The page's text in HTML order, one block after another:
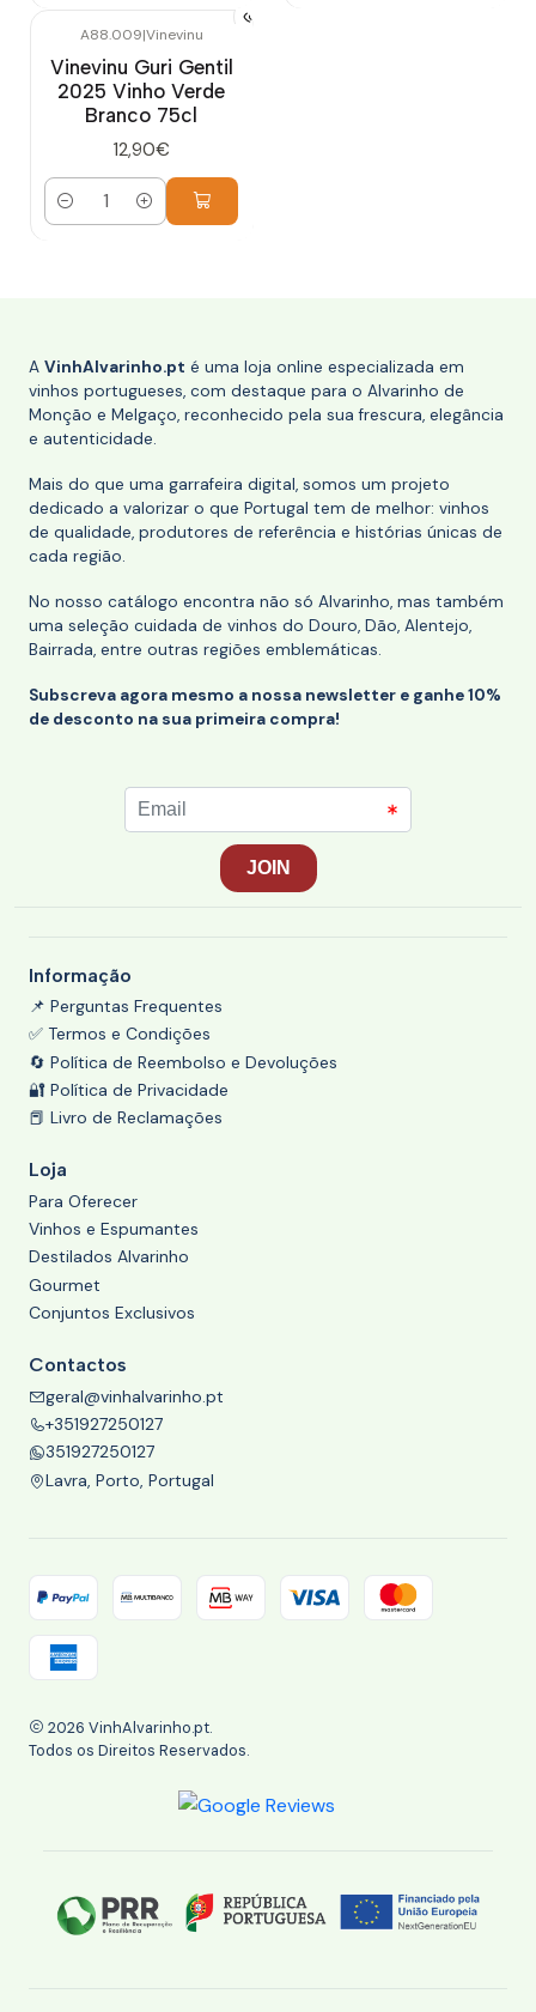
A88.009|Vinevinu
Vinevinu Guri Gentil
2025 Vinho Verde
Branco 75cl
12,90€
Quantidade
A VinhAlvarinho.pt é uma loja online especializada em
vinhos portugueses, com destaque para o Alvarinho de
Monção e Melgaço, reconhecido pela sua frescura, elegância
e autenticidade.
Mais do que uma garrafeira digital, somos um projeto
dedicado a valorizar o que Portugal tem de melhor: vinhos
de qualidade, produtores de referência e histórias únicas de
cada região.
No nosso catálogo encontra não só Alvarinho, mas também
uma seleção cuidada de vinhos do Douro, Dão, Alentejo,
Bairrada, entre outras regiões emblemáticas.
Subscreva agora mesmo a nossa newsletter e ganhe 10%
de desconto na sua primeira compra!
Informação
📌 Perguntas Frequentes
✅ Termos e Condições
🔄 Política de Reembolso e Devoluções
🔐 Política de Privacidade
📕 Livro de Reclamações
Loja
Para Oferecer
Vinhos e Espumantes
Destilados Alvarinho
Gourmet
Conjuntos Exclusivos
Contactos
geral@vinhalvarinho.pt
+351927250127
351927250127
Lavra, Porto, Portugal
2026 VinhAlvarinho.pt.
Todos os Direitos Reservados.